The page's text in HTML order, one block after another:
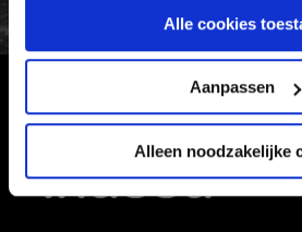
Alle cookies
Aanpassen
Alleen noodzakelijke
HOOFDSPONSOR